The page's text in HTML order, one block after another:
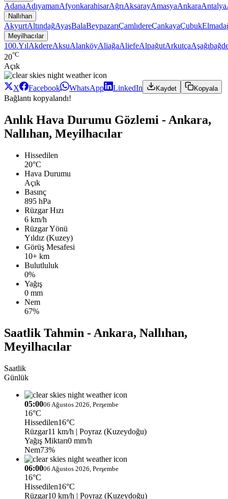
AdanaAdıyamanAfyonkarahisarAğrıAksarayAmasyaAnkaraAntalya
Nallıhan
AkyurtAltındağAyaşBalaBeypazarıÇamlıdereÇankayaÇubuk
Meyilhacılar
100.YılAkdereAksuAlanköyAliağaAliefeAlpağutArkutça
20°C
Açık
X Facebook WhatsApp LinkedIn Kaydet Kopyala
Bağlantı kopyalandı!
Anlık Hava Durumu Gözlemi - Ankara,
Nallıhan, Meyilhacılar
Hissedilen
20°C
Hava Durumu
Açık
Basınç
895 hPa
Rüzgar Hızı
6 km/h
Rüzgar Yönü
Yıldız (Kuzey)
Görüş Mesafesi
10+ km
Bulutluluk
0%
Yağış
0 mm
Nem
67%
Saatlik Tahmin - Ankara, Nallıhan,
Meyilhacılar
Saatlik
Günlük
05:0006 Ağustos 2026, Perşembe
16°C
Hissedilen16°C
Rüzgar11 km/h | Poyraz (Kuzeydoğu)
Yağış Miktarı0 mm/h
Nem73%
06:0006 Ağustos 2026, Perşembe
16°C
Hissedilen16°C
Rüzgar10 km/h | Poyraz (Kuzeydoğu)